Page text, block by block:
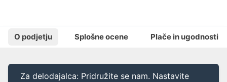
O podjetju Splošne ocene Plače in ugodnosti
Za delodajalca: Pridružite se nam. Nastavite